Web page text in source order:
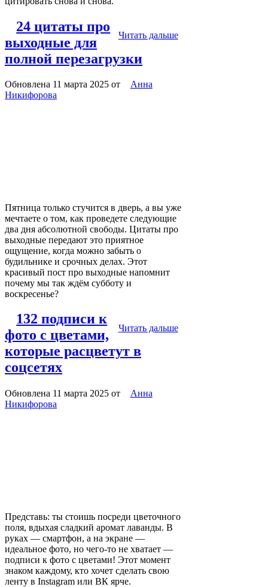
Читать дальше
24 цитаты про
выходные для
полной перезагрузки
Обновлена 11 марта 2025 от
Анна
Никифорова
Пятница только стучится в дверь, а вы уже
мечтаете о том, как проведете следующие
два дня абсолютной свободы. Цитаты про
выходные передают это приятное
ощущение, когда можно забыть о
будильнике и срочных делах. Этот
красивый пост про выходные напомнит
почему мы так ждём субботу и
воскресенье?
Читать дальше
132 подписи к
фото с цветами,
которые расцветут в
соцсетях
Обновлена 11 марта 2025 от
Анна
Никифорова
Представь: ты стоишь посреди цветочного
поля, вдыхая сладкий аромат лаванды. В
руках — смартфон, а на экране —
идеальное фото, но чего-то не хватает —
подписи к фото с цветами! Этот момент
знаком каждому, кто хочет сделать свою
ленту в Instagram или ВК ярче.